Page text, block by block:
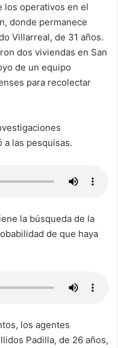
los operativos en el
donde permanece
Villarreal, de 31 años.
dos viviendas en San
de un equipo
para recolectar
a las pesquisas.
la búsqueda de la
de que haya
los agentes
Padilla, de 26 años,